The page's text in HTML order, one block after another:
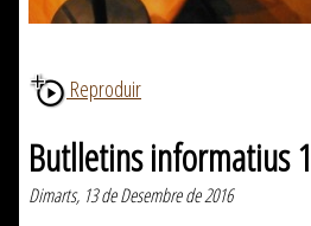
Reproduir
Butlletins informatius
Dimarts, 13 de Desembre de 2016